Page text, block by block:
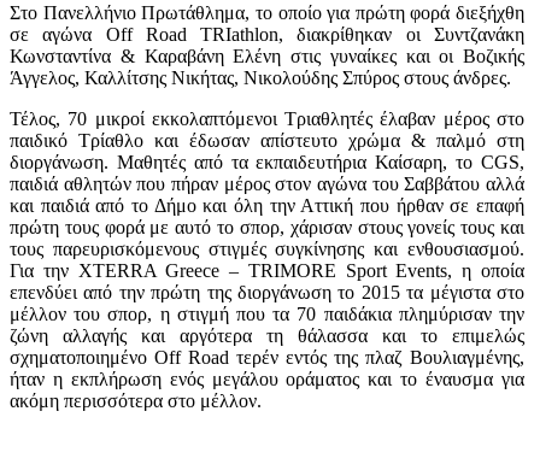
Στο Πανελλήνιο Πρωτάθλημα, το οποίο για πρώτη φορά διεξήχθη
σε αγώνα Off Road TRIathlon, διακρίθηκαν οι Συντζανάκη
Κωνσταντίνα & Καραβάνη Ελένη στις γυναίκες και οι Βοζικής
Άγγελος, Καλλίτσης Νικήτας, Νικολούδης Σπύρος στους άνδρες.
Τέλος, 70 μικροί εκκολαπτόμενοι Τριαθλητές έλαβαν μέρος στο
παιδικό Τρίαθλο και έδωσαν απίστευτο χρώμα & παλμό στη
διοργάνωση. Μαθητές από τα εκπαιδευτήρια Καίσαρη, το CGS,
παιδιά αθλητών που πήραν μέρος στον αγώνα του Σαββάτου αλλά
και παιδιά από το Δήμο και όλη την Αττική που ήρθαν σε επαφή
πρώτη τους φορά με αυτό το σπορ, χάρισαν στους γονείς τους και
τους παρευρισκόμενους στιγμές συγκίνησης και ενθουσιασμού.
Για την XTERRA Greece – TRIMORE Sport Events, η οποία
επενδύει από την πρώτη της διοργάνωση το 2015 τα μέγιστα στο
μέλλον του σπορ, η στιγμή που τα 70 παιδάκια πλημύρισαν την
ζώνη αλλαγής και αργότερα τη θάλασσα και το επιμελώς
σχηματοποιημένο Off Road τερέν εντός της πλαζ Βουλιαγμένης,
ήταν η εκπλήρωση ενός μεγάλου οράματος και το έναυσμα για
ακόμη περισσότερα στο μέλλον.